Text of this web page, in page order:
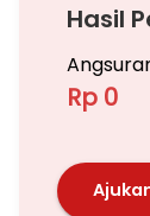
Hasil
Rp 0